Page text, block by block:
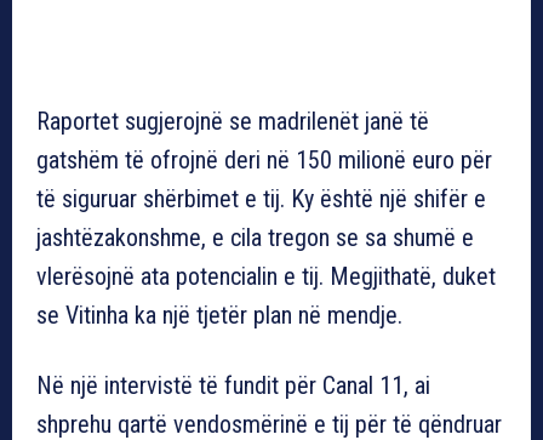
Raportet sugjerojnë se madrilenët janë të
gatshëm të ofrojnë deri në 150 milionë euro për
të siguruar shërbimet e tij. Ky është një shifër e
jashtëzakonshme, e cila tregon se sa shumë e
vlerësojnë ata potencialin e tij. Megjithatë, duket
se Vitinha ka një tjetër plan në mendje.
Në një intervistë të fundit për Canal 11, ai
shprehu qartë vendosmërinë e tij për të qëndruar